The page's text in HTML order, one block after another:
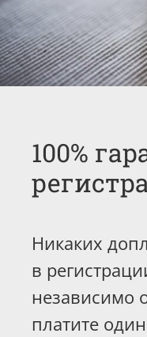
100%
Никаких
в
независимо
платите